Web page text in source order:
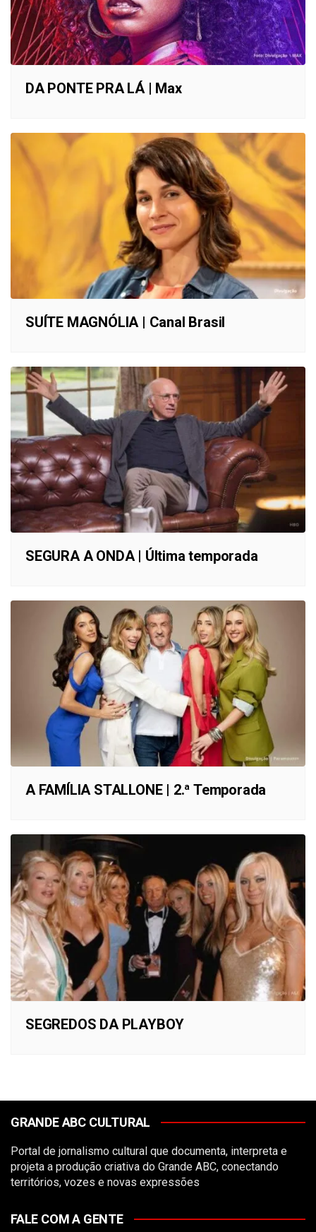
DA PONTE PRA LÁ | Max
SUÍTE MAGNÓLIA | Canal Brasil
SEGURA A ONDA | Última temporada
A FAMÍLIA STALLONE | 2.ª Temporada
SEGREDOS DA PLAYBOY
GRANDE ABC CULTURAL
Portal de jornalismo cultural que documenta, interpreta e
projeta a produção criativa do Grande ABC, conectando
territórios, vozes e novas expressões
FALE COM A GENTE